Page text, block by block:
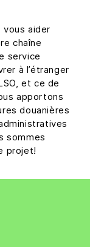
vous aider
chaîne
service
à l’étranger
et ce de
apportons
douanières
sommes
projet!